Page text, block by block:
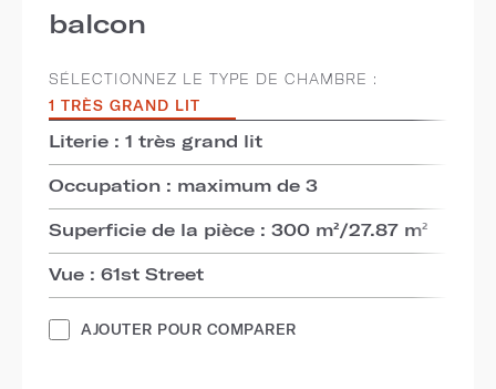
balcon
SÉLECTIONNEZ LE TYPE DE CHAMBRE :
1 TRÈS GRAND LIT
Literie : 1 très grand lit
Occupation : maximum de 3
Superficie de la pièce : 300 m²/27.87 m²
Vue : 61st Street
AJOUTER POUR COMPARER